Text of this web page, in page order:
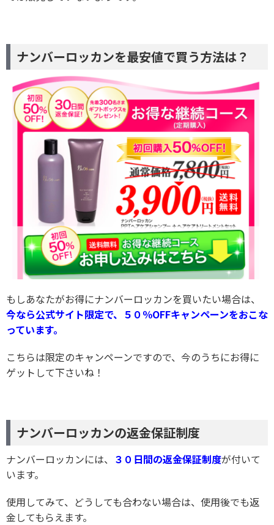
ナンバーロッカンを最安値で買う方法は？
もしあなたがお得にナンバーロッカンを買いたい場合は、
今なら公式サイト限定で、５０％OFFキャンペーンをおこな
っています。
こちらは限定のキャンペーンですので、今のうちにお得に
ゲットして下さいね！
ナンバーロッカンの返金保証制度
ナンバーロッカンには、 ３０日間の返金保証制度が付いて
います。
使用してみて、どうしても合わない場合は、使用後でも返
金してもらえます。